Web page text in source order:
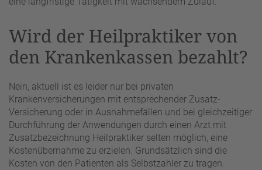
Wird der Heilpraktiker von
den Krankenkassen bezahlt?
Nein, aktuell ist es leider nur bei privaten
Krankenversicherungen mit entsprechender Zusatz-
Versicherung oder in Ausnahmefällen und bei gleichzeitiger
Durchführung der Anwendungen durch einen Arzt mit
Zusatzbezeichnung Heilpraktiker selten möglich, eine
Kostenübernahme zu erzielen. Grundsätzlich sind die
Kosten von den Patienten als Selbstzahler zu tragen.